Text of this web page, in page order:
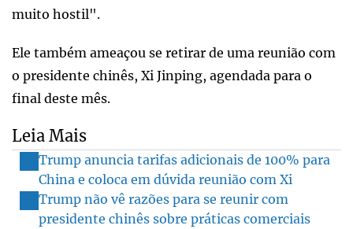
muito hostil".
Ele também ameaçou se retirar de uma reunião com
o presidente chinês, Xi Jinping, agendada para o
final deste mês.
Leia Mais
Trump anuncia tarifas adicionais de 100% para
China e coloca em dúvida reunião com Xi
Trump não vê razões para se reunir com
presidente chinês sobre práticas comerciais